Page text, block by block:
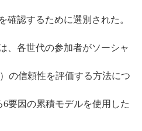
確認するために選別された。
、各世代の参加者がソーシャ
）の信頼性を評価する方法につ
6要因の累積モデルを使用した